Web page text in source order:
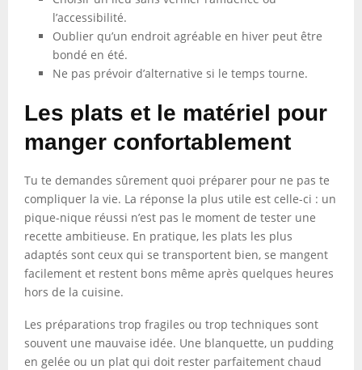
l’accessibilité.
Oublier qu’un endroit agréable en hiver peut être
bondé en été.
Ne pas prévoir d’alternative si le temps tourne.
Les plats et le matériel pour
manger confortablement
Tu te demandes sûrement quoi préparer pour ne pas te
compliquer la vie. La réponse la plus utile est celle-ci : un
pique-nique réussi n’est pas le moment de tester une
recette ambitieuse. En pratique, les plats les plus
adaptés sont ceux qui se transportent bien, se mangent
facilement et restent bons même après quelques heures
hors de la cuisine.
Les préparations trop fragiles ou trop techniques sont
souvent une mauvaise idée. Une blanquette, un pudding
en gelée ou un plat qui doit rester parfaitement chaud